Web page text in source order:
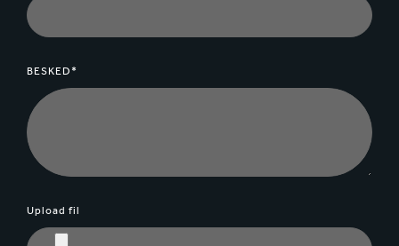
BESKED*
Upload fil